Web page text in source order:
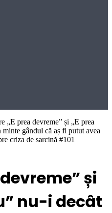
„E prea devreme” și „E prea
gândul că aș fi putut avea
criza de sarcină #101
și
nu-i decât